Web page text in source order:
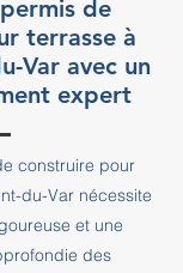
de
terrasse à
Var avec un
expert
construire pour
du-Var nécessite
et une
des